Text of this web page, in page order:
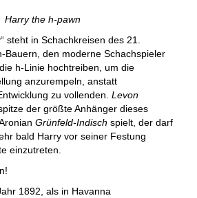
Harry the h-pawn
steht in Schachkreisen des 21.
Bauern, den moderne Schachspieler
h-Linie hochtreiben, um die
anzurempeln, anstatt
zu vollenden. Levon
der größte Anhänger dieses
Grünfeld-Indisch spielt, der darf
bald Harry vor seiner Festung
einzutreten.
1892, als in Havanna